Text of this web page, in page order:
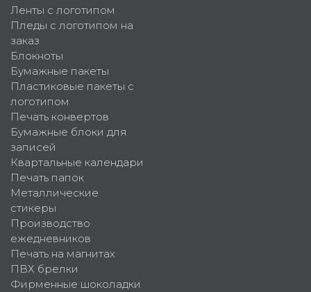
Ленты с логотипом
Пледы с логотипом на
заказ
Блокноты
Бумажные пакеты
Пластиковые пакеты с
логотипом
Печать конвертов
Бумажные блоки для
записей
Квартальные календари
Печать папок
Металлические
стикеры
Производство
ежедневников
Печать на магнитах
ПВХ брелки
Фирменные шоколадки